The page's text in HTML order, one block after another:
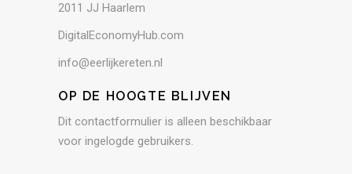
2011 JJ Haarlem
DigitalEconomyHub.com
info@eerlijkereten.nl
OP DE HOOGTE BLIJVEN
Dit contactformulier is alleen beschikbaar
voor ingelogde gebruikers.